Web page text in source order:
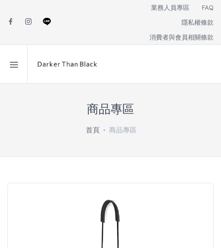
業務人員專區
FAQ
隱私權條款
消費者與會員相關條款
商品專區
首頁 商品專區